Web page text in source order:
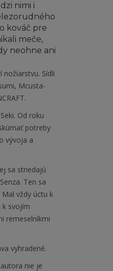
nimi i
kováč pre
meče,
neohne ani
Sídli
Mcusta-
Od roku
potreby
vývoja a
sa striedajú
Ten sa
vždy úctu k
k svojím
remeselníkmi
vyhradené.
nie je